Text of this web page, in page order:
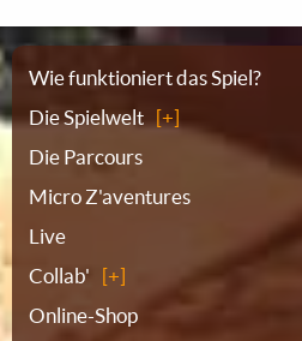
Sitemap
Wie funktioniert das Spiel?
Die Spielwelt
Die Parcours
Micro Z'aventures
Live
Collab'
Online-Shop